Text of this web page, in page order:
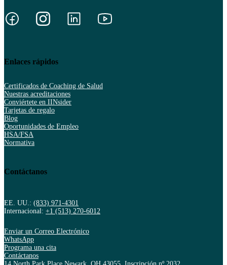
Enlaces rápidos
Certificados de Coaching de Salud
Nuestras acreditaciones
Conviértete en IINsider
Tarjetas de regalo
Blog
Oportunidades de Empleo
HSA/FSA
Normativa
Contáctanos
EE. UU.: (833) 971-4301
Internacional: +1 (513) 270-6012
Enviar un Correo Electrónico
WhatsApp
Programa una cita
Contáctanos